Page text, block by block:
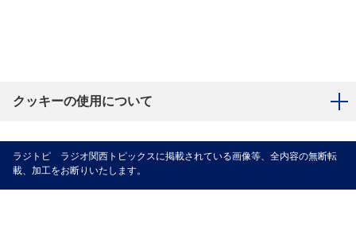
クッキーの使用について
ラジトピ ラジオ関西トピックスに掲載されている画像等、全内容の無断転
載、加工をお断りいたします。